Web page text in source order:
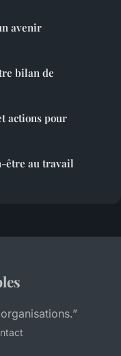
avenir
bilan de
actions pour
être au travail